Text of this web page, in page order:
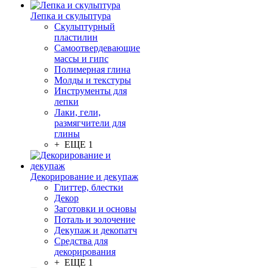
Лепка и скульптура
Скульптурный
пластилин
Самоотвердевающие
массы и гипс
Полимерная глина
Молды и текстуры
Инструменты для
лепки
Лаки, гели,
размягчители для
глины
+ ЕЩЕ 1
Декорирование и декупаж
Глиттер, блестки
Декор
Заготовки и основы
Поталь и золочение
Декупаж и декопатч
Средства для
декорирования
+ ЕЩЕ 1